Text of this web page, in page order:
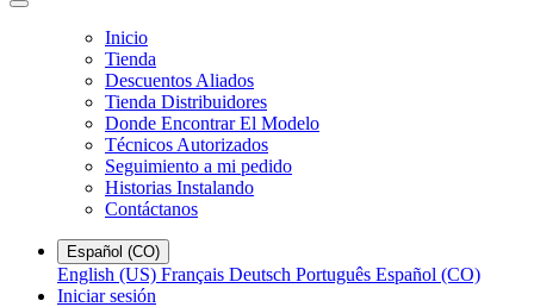
Inicio
Tienda
Descuentos Aliados
Tienda Distribuidores
Donde Encontrar El Modelo
Técnicos Autorizados
Seguimiento a mi pedido
Historias Instalando
Contáctanos
Español (CO)
English (US) Français Deutsch Português Español (CO)
Iniciar sesión